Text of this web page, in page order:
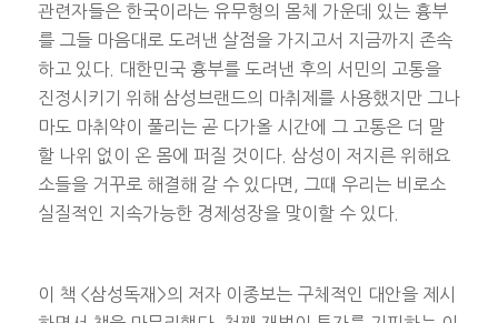
관련자들은 한국이라는 유무형의 몸체 가운데 있는 흉부
를 그들 마음대로 도려낸 살점을 가지고서 지금까지 존속
하고 있다. 대한민국 흉부를 도려낸 후의 서민의 고통을
진정시키기 위해 삼성브랜드의 마취제를 사용했지만 그나
마도 마취약이 풀리는 곧 다가올 시간에 그 고통은 더 말
할 나위 없이 온 몸에 퍼질 것이다. 삼성이 저지른 위해요
소들을 거꾸로 해결해 갈 수 있다면, 그때 우리는 비로소
실질적인 지속가능한 경제성장을 맞이할 수 있다.
이 책 <삼성독재>의 저자 이종보는 구체적인 대안을 제시